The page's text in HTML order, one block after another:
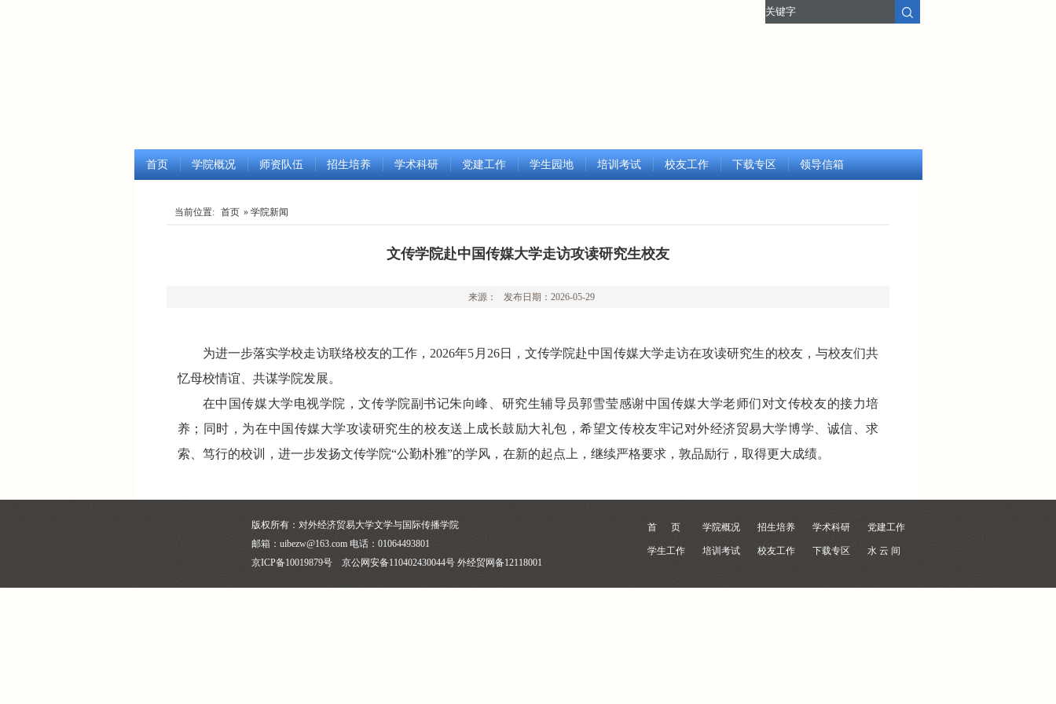
首页 学院概况 师资队伍 招生培养 学术科研 党建工作 学生园地 培训考试 校友工作 下载专区 领导信箱
当前位置: 首页 » 学院新闻
文传学院赴中国传媒大学走访攻读研究生校友
来源： 发布日期：2026-05-29
为进一步落实学校走访联络校友的工作，2026年5月 26日，文传学院赴中国传媒大学走访在攻读研究生的校友，与校友们共
忆母校情谊、共谋学院发展。
在中国传媒大学电视学院，文传学院副书记朱向峰、研究生辅导员郭雪莹感谢中国传媒大学老师们对文传校友的接力培
养；同时，为在中国传媒大学攻读研究生的校友送上成长鼓励大礼包，希望文传校友牢记对外经济贸易大学博学、诚信、求
索、笃行的校训，进一步发扬文传学院“公勤朴雅”的学风，在新的起点上，继续严格要求，敦品励行，取得更大成绩。
版权所有：对外经济贸易大学文学与国际传播学院
邮箱：uibezw@163.com 电话：01064493801
京ICP备10019879号 京公网安备110402430044号 外经贸网备12118001
首 页 学院概况 招生培养 学术科研 党建工作
学生工作 培训考试 校友工作 下载专区 水 云 间